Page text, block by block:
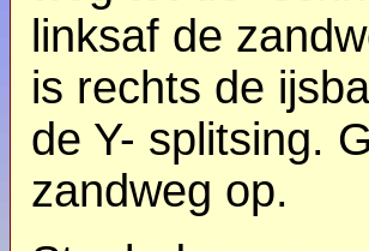
linksaf de
is rechts de
de Y- splitsing.
zandweg op.